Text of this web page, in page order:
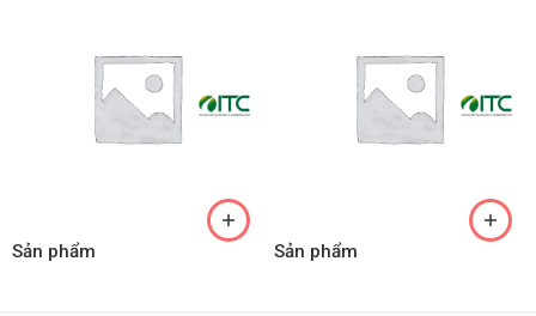
Sản phẩm Sản phẩm